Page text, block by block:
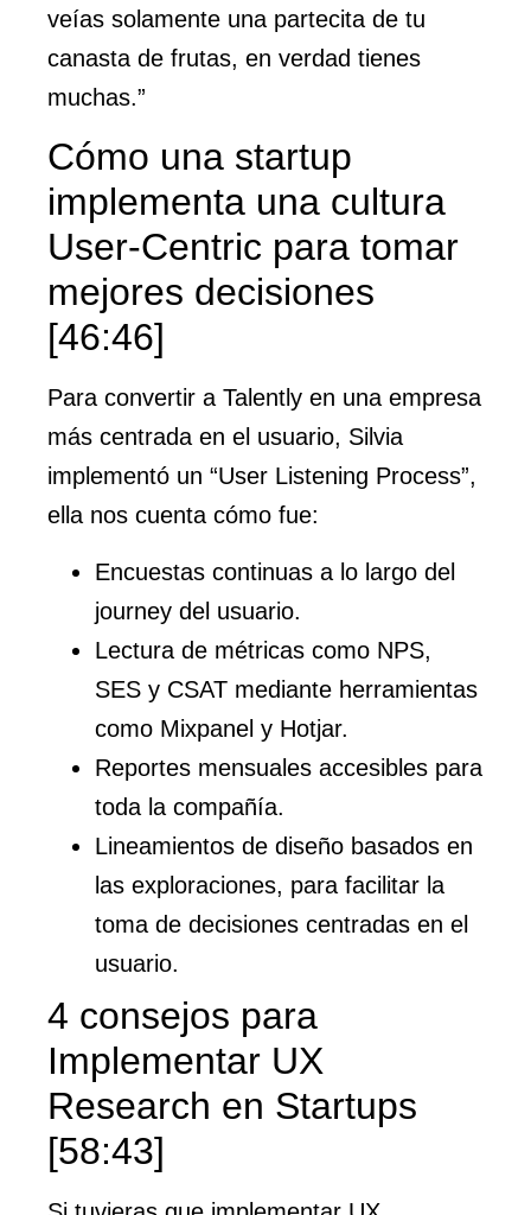
veías solamente una partecita de tu
canasta de frutas, en verdad tienes
muchas.”
Cómo una startup
implementa una cultura
User-Centric para tomar
mejores decisiones
[46:46]
Para convertir a Talently en una empresa
más centrada en el usuario, Silvia
implementó un “User Listening Process”,
ella nos cuenta cómo fue:
Encuestas continuas a lo largo del
journey del usuario.
Lectura de métricas como NPS,
SES y CSAT mediante herramientas
como Mixpanel y Hotjar.
Reportes mensuales accesibles para
toda la compañía.
Lineamientos de diseño basados en
las exploraciones, para facilitar la
toma de decisiones centradas en el
usuario.
4 consejos para
Implementar UX
Research en Startups
[58:43]